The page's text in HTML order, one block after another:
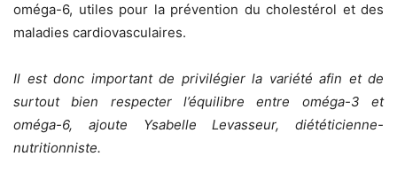
oméga-6, utiles pour la prévention du cholestérol et des
maladies cardiovasculaires.
Il est donc important de privilégier la variété afin et de
surtout bien respecter l’équilibre entre oméga-3 et
oméga-6, ajoute Ysabelle Levasseur, diététicienne-
nutritionniste.